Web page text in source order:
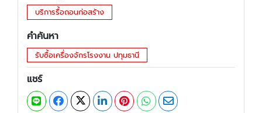
บริการรื้อถอนก่อสร้าง
คำค้นหา
รับซื้อเครื่องจักรโรงงาน ปทุมธานี
แชร์